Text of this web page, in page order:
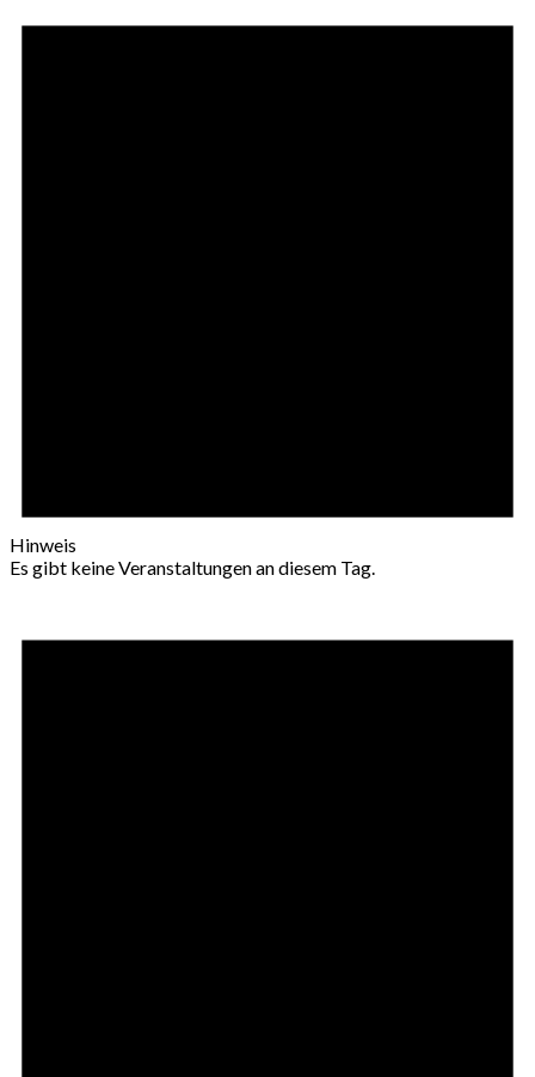
Hinweis
Es gibt keine Veranstaltungen an diesem Tag.